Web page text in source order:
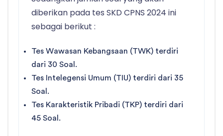
diberikan pada tes SKD CPNS 2024 ini
sebagai berikut :
Tes Wawasan Kebangsaan (TWK) terdiri
dari 30 Soal.
Tes Intelegensi Umum (TIU) terdiri dari 35
Soal.
Tes Karakteristik Pribadi (TKP) terdiri dari
45 Soal.